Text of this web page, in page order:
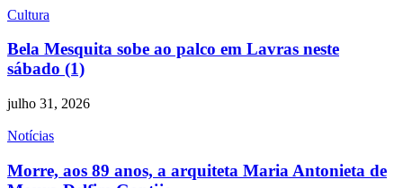
Cultura
Bela Mesquita sobe ao palco em Lavras neste
sábado (1)
julho 31, 2026
Notícias
Morre, aos 89 anos, a arquiteta Maria Antonieta de